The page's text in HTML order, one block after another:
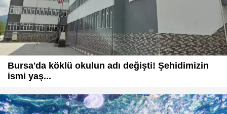
Bursa'da köklü okulun adı değişti! Şehidimizin
ismi yaş...